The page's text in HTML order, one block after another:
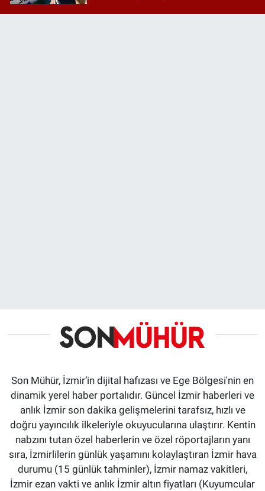
Son Mühür, İzmir’in dijital hafızası ve Ege Bölgesi'nin en
dinamik yerel haber portalıdır. Güncel İzmir haberleri ve
anlık İzmir son dakika gelişmelerini tarafsız, hızlı ve
doğru yayıncılık ilkeleriyle okuyucularına ulaştırır. Kentin
nabzını tutan özel haberlerin ve özel röportajların yanı
sıra, İzmirlilerin günlük yaşamını kolaylaştıran İzmir hava
durumu (15 günlük tahminler), İzmir namaz vakitleri,
İzmir ezan vakti ve anlık İzmir altın fiyatları (Kuyumcular